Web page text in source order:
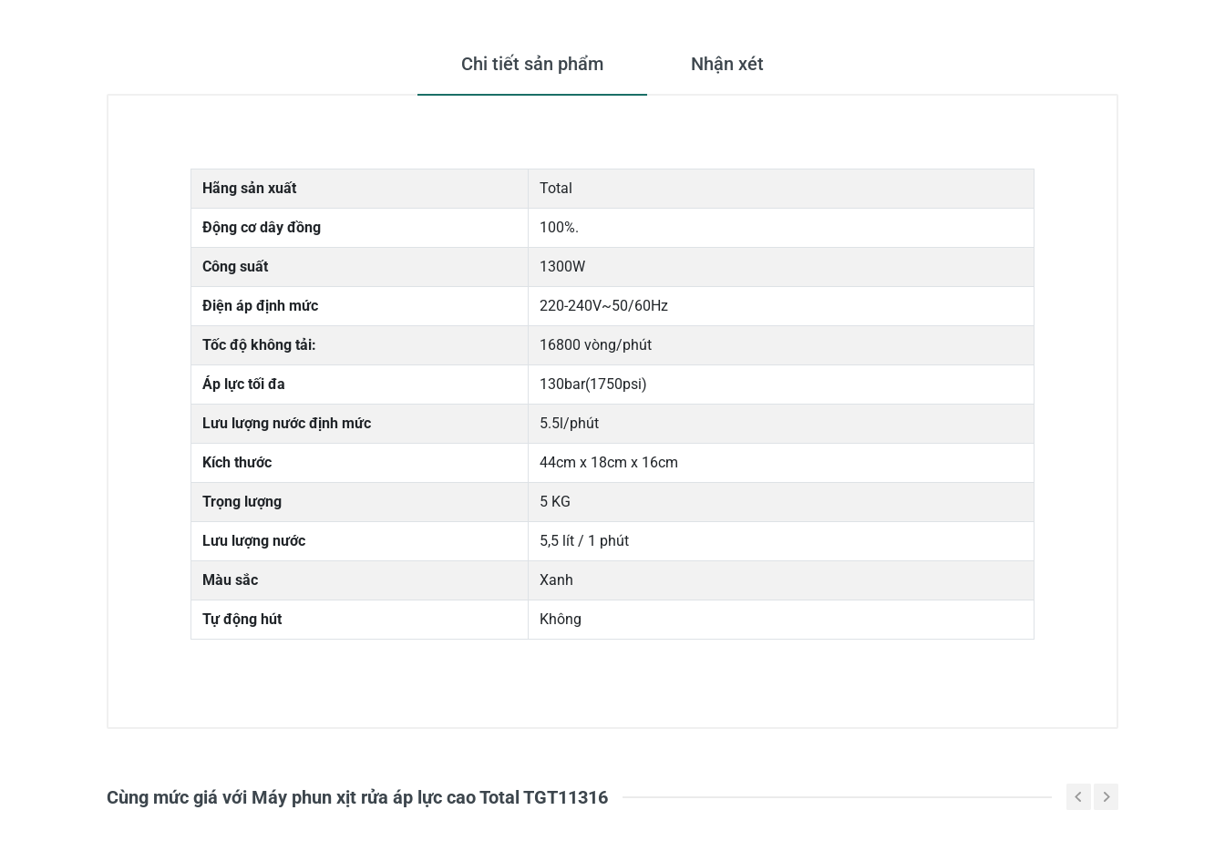
Chi tiết sản phẩm Nhận xét
Hãng sản xuất Total
Động cơ dây đồng 100%.
Công suất 1300W
Điện áp định mức 220-240V~50/60Hz
Tốc độ không tải: 16800 vòng/phút
Áp lực tối đa 130bar(1750psi)
Lưu lượng nước định mức 5.5l/phút
Kích thước 44cm x 18cm x 16cm
Trọng lượng 5 KG
Lưu lượng nước 5,5 lít / 1 phút
Màu sắc Xanh
Tự động hút Không
Cùng mức giá với Máy phun xịt rửa áp lực cao Total TGT11316